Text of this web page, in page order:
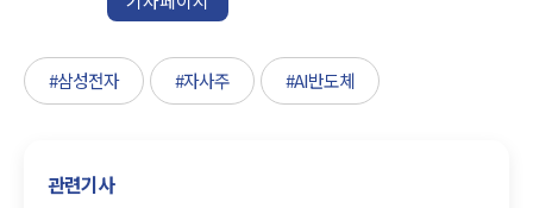
#삼성전자 #자사주 #AI반도체
관련기사